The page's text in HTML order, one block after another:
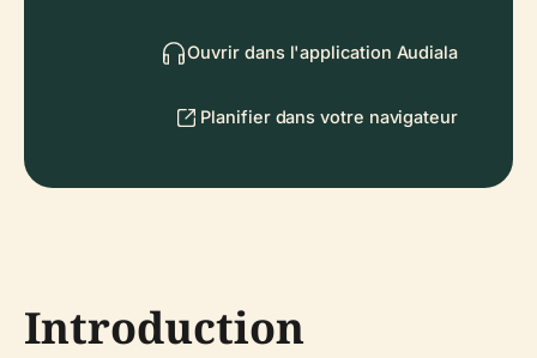
Ouvrir dans l'application Audiala
Planifier dans votre navigateur
Introduction